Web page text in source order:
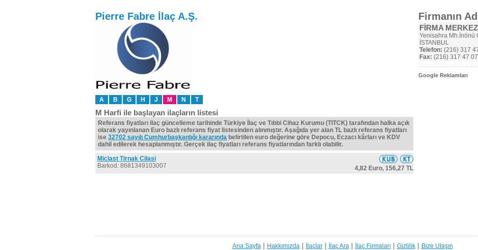
Pierre Fabre İlaç A.Ş.
A B G H J M N T
M Harfi ile başlayan ilaçların listesi
Referans fiyatları ilaç güncelleme tarihinde Türkiye İlaç ve Tıbbi Cihaz Kurumu (TITCK) tarafından halka açık
olarak yayınlanan Euro bazlı referans fiyat listesinden alınmıştır. Aşağıda yer alan TL bazlı referans fiyatları
ise 32702 sayılı Cumhurbaşkanlığı kararında belirtilen euro değerine göre Depocu, Eczacı kârları ve KDV
dahil edilerek hesaplanmıştır. Gerçek ilaç fiyatları referans fiyatlarından farklı olabilir.
Miclast Tirnak Cilasi
Barkod: 8681349103007
4,82 Euro, 156,27 TL
Firmanın
FİRMA
Yenisahra Mh.İnönü
İSTANBUL
Telefon: (216) 317
Fax: (216) 317 47 07
Google Reklamları
Ana Sayfa | Hakkımızda | İlaçlar| İlaç Ara | İlaç Firmaları| Gizlilik| Bize Ulaşın